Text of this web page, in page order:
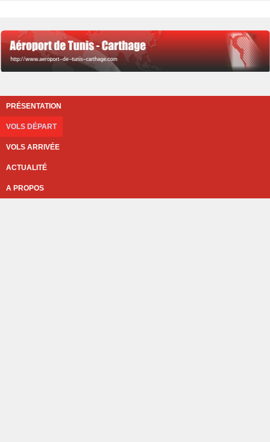
PRÉSENTATION
VOLS DÉPART
VOLS ARRIVÉE
ACTUALITÉ
A PROPOS